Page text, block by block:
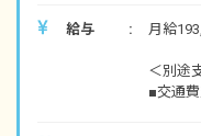
給与 月給
＜別途
■交通